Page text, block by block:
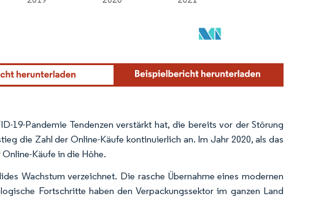
4.0.
19-Pandemie Tendenzen verstärkt hat, die bereits vor der Störung
die Zahl der Online-Käufe kontinuierlich an. Im Jahr 2020, als das
Käufe in die Höhe.
Wachstum verzeichnet. Die rasche Übernahme eines modernen
Fortschritte haben den Verpackungssektor im ganzen Land